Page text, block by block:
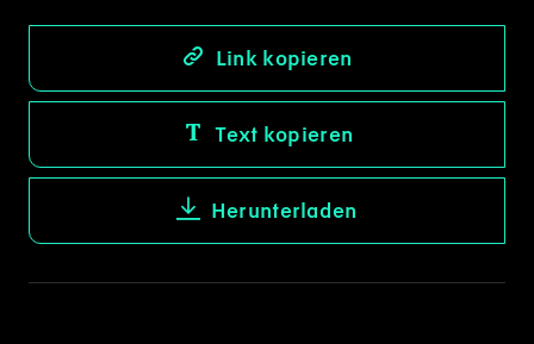
Link kopieren
Text kopieren
Herunterladen